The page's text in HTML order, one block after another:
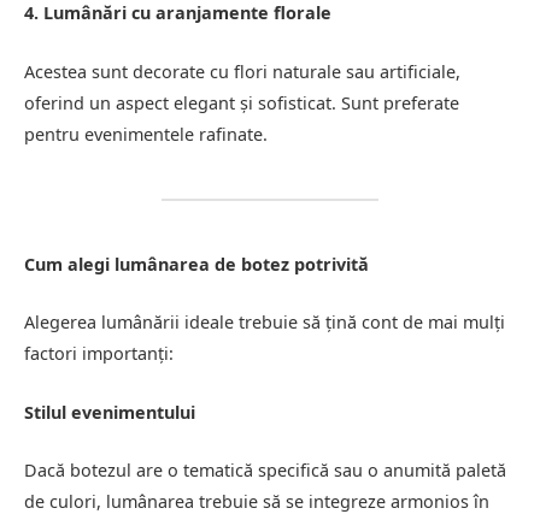
4. Lumânări cu aranjamente florale
Acestea sunt decorate cu flori naturale sau artificiale,
oferind un aspect elegant și sofisticat. Sunt preferate
pentru evenimentele rafinate.
Cum alegi lumânarea de botez potrivită
Alegerea lumânării ideale trebuie să țină cont de mai mulți
factori importanți:
Stilul evenimentului
Dacă botezul are o tematică specifică sau o anumită paletă
de culori, lumânarea trebuie să se integreze armonios în